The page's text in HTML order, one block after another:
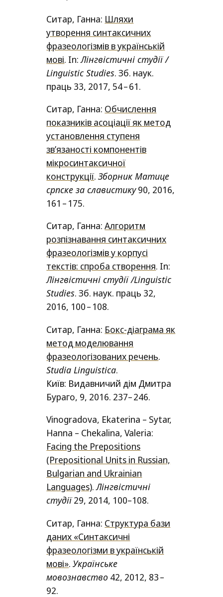
Ситар, Ганна: Шляхи
утворення синтаксичних
фразеологізмів в українській
мові. In:Лiнгвiстичнi студiї /​
Linguistic Studies. Зб. наук.
праць 33, 2017, 54 – 61.
Ситар, Ганна: Обчислення
показників асоціації як метод
установлення ступеня
звʼязаності компонентів
мікросинтаксичної
конструкції.Зборник Матице
српске за славистику90, 2016,
161 – 175.
Ситар, Ганна:Алгоритм
розпізнавання синтаксичних
фразеологізмів у корпусі
текстів: спроба створення. In:
Лiнгвiстичнi студiї /​Linguistic
Studies. Зб. наук. праць 32,
2016, 100 – 108.
Ситар, Ганна: Бокс-діаграма як
метод моделювання
фразеологізованих речень.
Studia Linguistica.
Київ: Видавничий дім Дмитра
Бураго, 9, 2016. 237–246.
Vinogradova, Ekaterina – Sytar,
Hanna – Chekalina, Valeria:
Facing the Prepositions
(Prepositional Units in Russian,
Bulgarian and Ukrainian
Languages).Лiнгвiстичнi
студiї29, 2014, 100–108.
Ситар, Ганна: Структура бази
даних «Синтаксичні
фразеологізми в українській
мові».Українське
мовознавство 42, 2012, 83 –
92.